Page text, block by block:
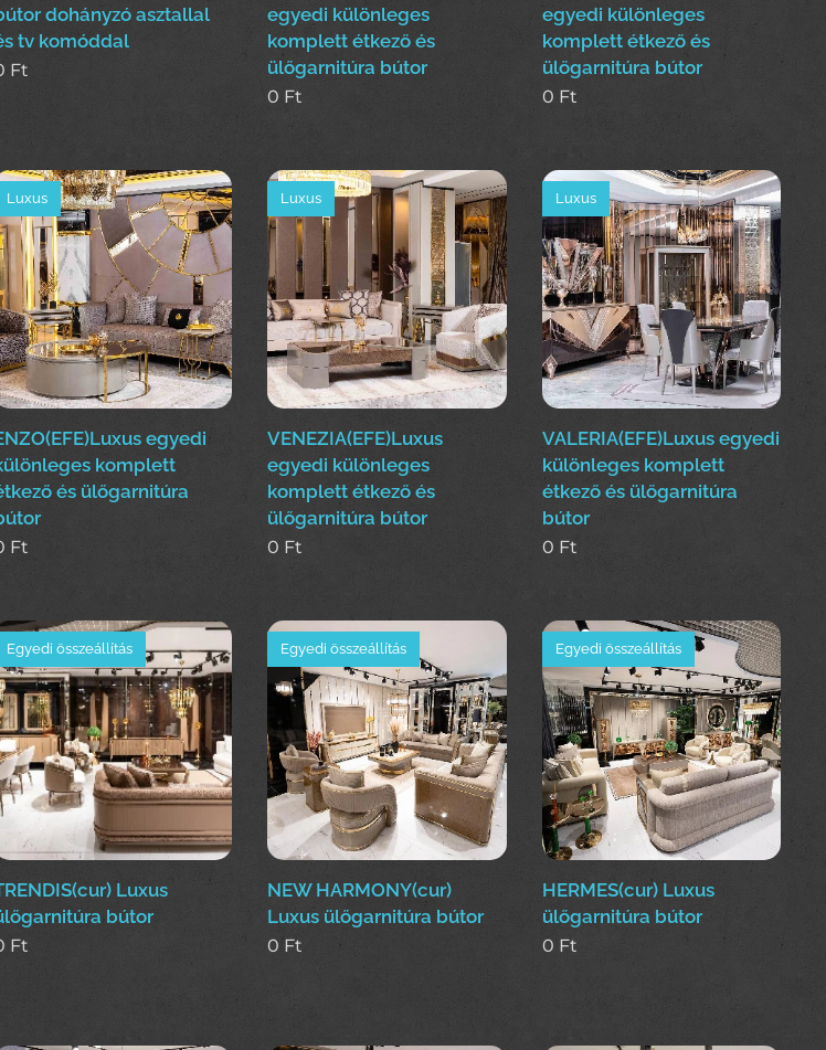
dohányzó asztallal
tv komóddal
Ft
egyedi különleges
komplett étkező és
ülőgarnitúra bútor
0 Ft
egyedi különleges
komplett étkező és
ülőgarnitúra bútor
0 Ft
egyedi
komplett
és ülőgarnitúra
Luxus
Ft
VENEZIA(EFE)Luxus
egyedi különleges
komplett étkező és
ülőgarnitúra bútor
Luxus
0 Ft
VALERIA(EFE)Luxus egyedi
különleges komplett
étkező és ülőgarnitúra
bútor
Luxus
0 Ft
Luxus
bútor
Egyedi összeállítás
Ft
NEW HARMONY(cur)
Luxus ülőgarnitúra bútor
Egyedi összeállítás
0 Ft
HERMES(cur) Luxus
ülőgarnitúra bútor
Egyedi összeállítás
0 Ft